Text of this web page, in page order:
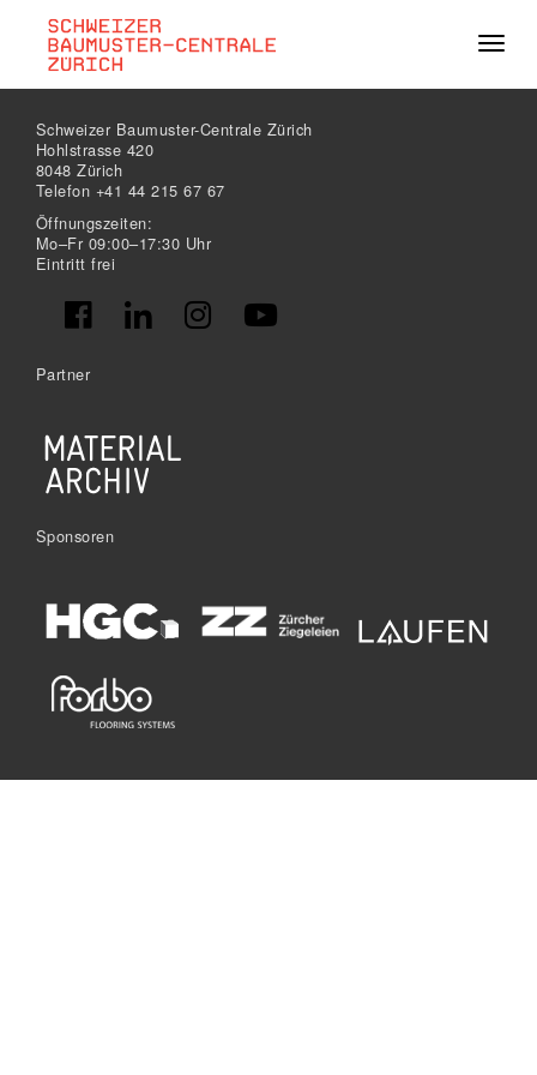
Schweizer Baumuster-Centrale Zürich
Hohlstrasse 420
8048 Zürich
Telefon +41 44 215 67 67
Öffnungszeiten:
Mo–Fr 09:00–17:30 Uhr
Eintritt frei
Partner
Sponsoren